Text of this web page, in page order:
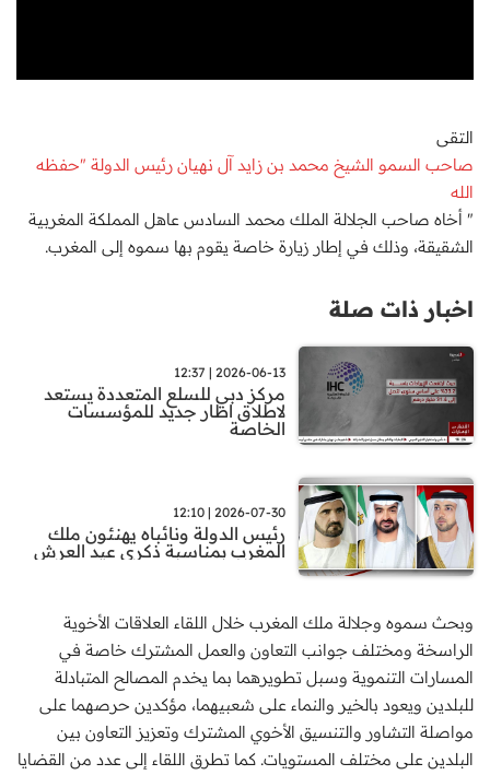
التقى
صاحب السمو الشيخ محمد بن زايد آل نهيان رئيس الدولة "حفظه
الله
" أخاه صاحب الجلالة الملك محمد السادس عاهل المملكة المغربية
الشقيقة، وذلك في إطار زيارة خاصة يقوم بها سموه إلى المغرب.
اخبار ذات صلة
2026-06-13 | 12:37
مركز دبي للسلع المتعددة يستعد
لاطلاق اطار جديد للمؤسسات
الخاصة
2026-07-30 | 12:10
رئيس الدولة ونائباه يهنئون ملك
المغرب بمناسبة ذكرى عيد العرش
وبحث سموه وجلالة ملك المغرب خلال اللقاء العلاقات الأخوية
الراسخة ومختلف جوانب التعاون والعمل المشترك خاصة في
المسارات التنموية وسبل تطويرهما بما يخدم المصالح المتبادلة
للبلدين ويعود بالخير والنماء على شعبيهما، مؤكدين حرصهما على
مواصلة التشاور والتنسيق الأخوي المشترك وتعزيز التعاون بين
البلدين على مختلف المستويات. كما تطرق اللقاء إلى عدد من القضايا